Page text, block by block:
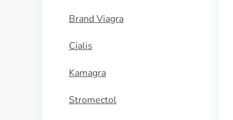
Brand Viagra
Cialis
Kamagra
Stromectol